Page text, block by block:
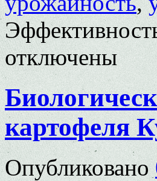
отключены
картофеля
Опубликовано